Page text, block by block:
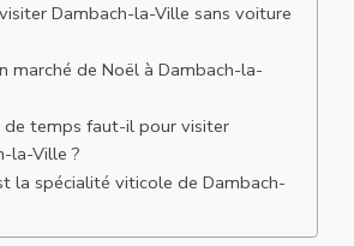
Dambach-la-Ville sans voiture
marché de Noël à Dambach-la-
de temps faut-il pour visiter
la-Ville ?
la spécialité viticole de Dambach-